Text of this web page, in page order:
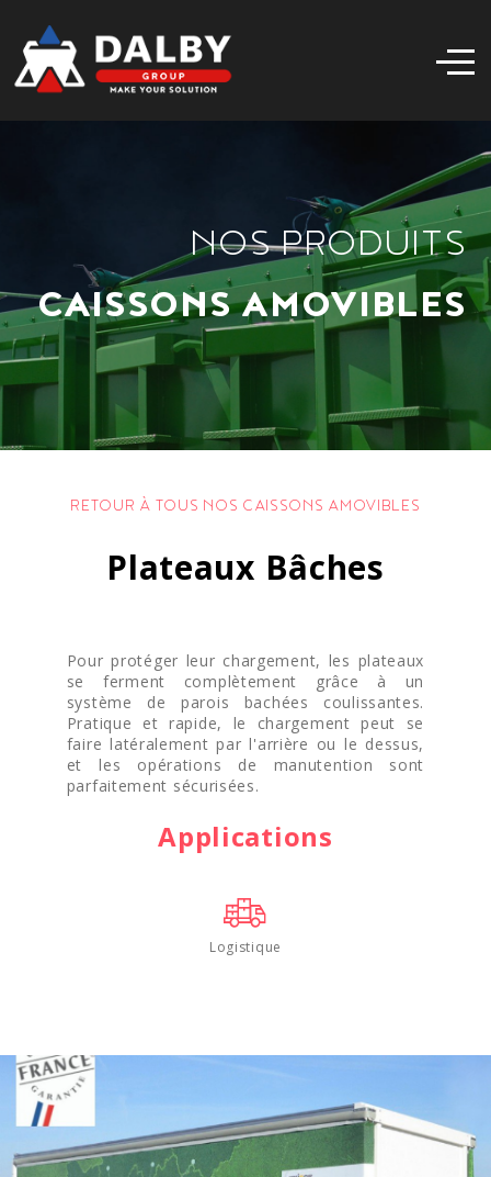
NOS PRODUITS
CAISSONS AMOVIBLES
RETOUR À TOUS NOS CAISSONS AMOVIBLES
Plateaux Bâches
Pour protéger leur chargement, les plateaux
se ferment complètement grâce à un
système de parois bachées coulissantes.
Pratique et rapide, le chargement peut se
faire latéralement par l'arrière ou le dessus,
et les opérations de manutention sont
parfaitement sécurisées.
Applications
Logistique